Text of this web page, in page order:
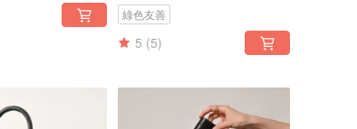
綠色友善
5 (5)